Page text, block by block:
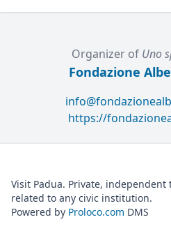
Organizer of Uno
Fondazione
https://
Visit Padua. Private,
related to any civic institution.
Powered by Proloco.com DMS